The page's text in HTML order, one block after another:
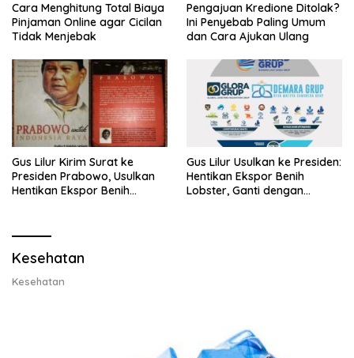
Cara Menghitung Total Biaya
Pinjaman Online agar Cicilan
Tidak Menjebak
Pengajuan Kredione Ditolak?
Ini Penyebab Paling Umum
dan Cara Ajukan Ulang
Gus Lilur Kirim Surat ke
Presiden Prabowo, Usulkan
Hentikan Ekspor Benih
Gus Lilur Usulkan ke Presiden:
Hentikan Ekspor Benih
Lobster, Ganti dengan
Kesehatan
Kesehatan